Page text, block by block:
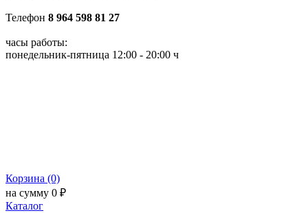
Телефон 8 964 598 81 27
часы работы:
понедельник-пятница 12:00 - 20:00 ч
Корзина (0)
на сумму 0 ₽
Каталог